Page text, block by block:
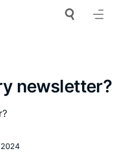
newsletter?